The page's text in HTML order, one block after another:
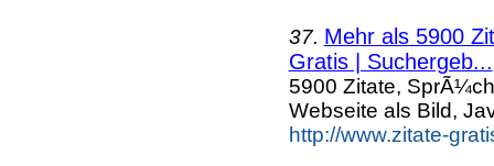
37. Mehr als 5900
Gratis | Suchergeb...
5900 Zitate,
Webseite als Bild,
http://www.zitate-